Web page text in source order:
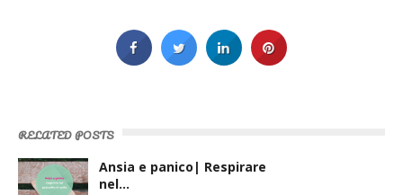
RELATED POSTS
Ansia e panico| Respirare
nel…